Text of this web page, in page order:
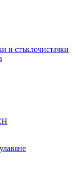
и стъклочистачки